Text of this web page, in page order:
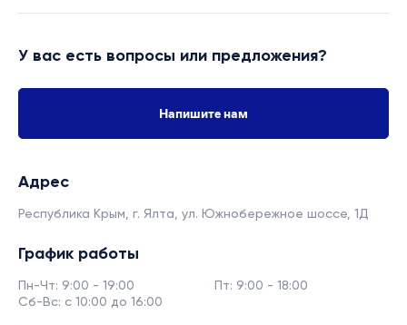
У вас есть вопросы или предложения?
Напишите нам
Адрес
Республика Крым, г. Ялта, ул. Южнобережное шоссе, 1Д
График работы
Пн-Чт: 9:00 - 19:00
Пт: 9:00 - 18:00
Сб-Вс: с 10:00 до 16:00